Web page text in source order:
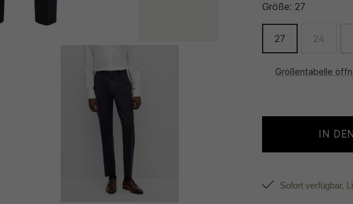
Größe: 27
27 24
Größentabelle
IN
Sofort verfügbar,